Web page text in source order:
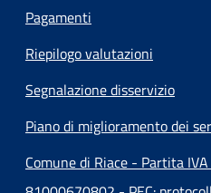
Pagamenti
Riepilogo valutazioni
Segnalazione disservizio
Piano di miglioramento dei
Comune di Riace - Partita